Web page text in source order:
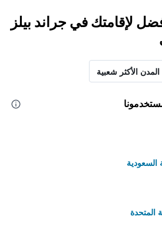
لإقامتك في جراند بيلز
المدن الأكثر شعبية
السعودية
المتحدة